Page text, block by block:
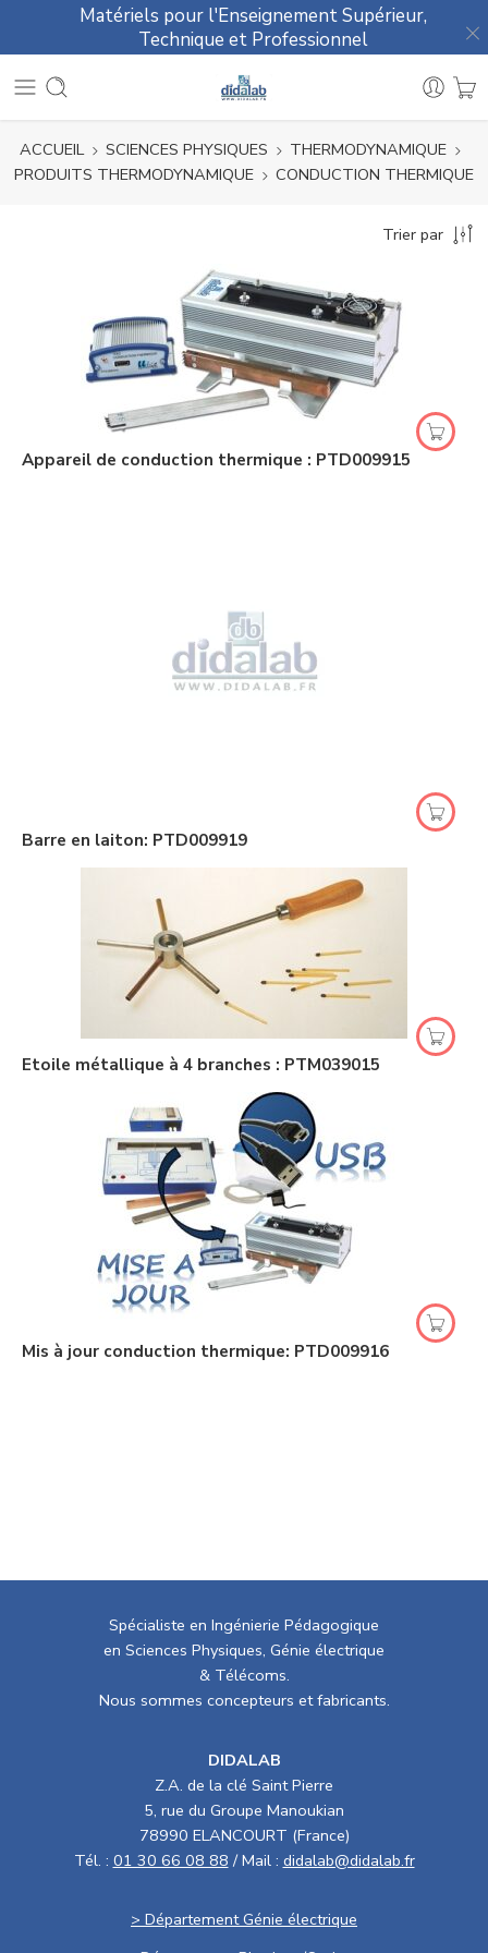
Matériels pour l'Enseignement Supérieur,
Technique et Professionnel
ACCUEIL SCIENCES PHYSIQUES
THERMODYNAMIQUE
PRODUITS THERMODYNAMIQUE
CONDUCTION THERMIQUE
Trier par
Appareil de conduction thermique : PTD009915
Barre en laiton: PTD009919
Etoile métallique à 4 branches : PTM039015
Mis à jour conduction thermique: PTD009916
Spécialiste en Ingénierie Pédagogique
en Sciences Physiques, Génie électrique
& Télécoms.
Nous sommes concepteurs et fabricants.
DIDALAB
Z.A. de la clé Saint Pierre
5, rue du Groupe Manoukian
78990 ELANCOURT (France)
Tél. : 01 30 66 08 88 / Mail : didalab@didalab.fr
> Département Génie électrique